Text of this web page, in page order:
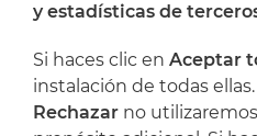
Dónde encontrarnos
Artijoc
Soporte
y estadísticas de
Si haces clic en Aceptar
instalación de todas
Rechazar no